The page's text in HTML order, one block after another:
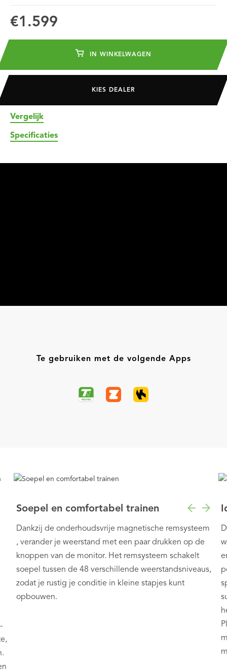
€1.599
IN WINKELWAGEN
KIES DEALER
Vergelijk
Specificaties
Te gebruiken met de volgende Apps
Soepel en comfortabel trainen
Dankzij de onderhoudsvrije magnetische remsysteem
, verander je weerstand met een paar drukken op de
knoppen van de monitor. Het remsysteem schakelt
soepel tussen de 48 verschillende weerstandsniveaus,
zodat je rustig je conditie in kleine stapjes kunt
opbouwen.